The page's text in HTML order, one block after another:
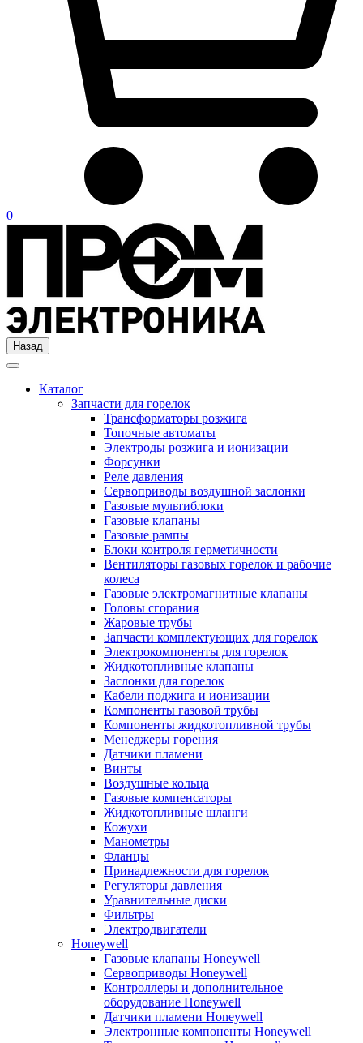
0
Назад
Каталог
Запчасти для горелок
Трансформаторы розжига
Топочные автоматы
Электроды розжига и ионизации
Форсунки
Реле давления
Сервоприводы воздушной заслонки
Газовые мультиблоки
Газовые клапаны
Газовые рампы
Блоки контроля герметичности
Вентиляторы газовых горелок и рабочие
колеса
Газовые электромагнитные клапаны
Головы сгорания
Жаровые трубы
Запчасти комплектующих для горелок
Электрокомпоненты для горелок
Жидкотопливные клапаны
Заслонки для горелок
Кабели поджига и ионизации
Компоненты газовой трубы
Компоненты жидкотопливной трубы
Менеджеры горения
Датчики пламени
Винты
Воздушные кольца
Газовые компенсаторы
Жидкотопливные шланги
Кожухи
Манометры
Фланцы
Принадлежности для горелок
Регуляторы давления
Уравнительные диски
Фильтры
Электродвигатели
Honeywell
Газовые клапаны Honeywell
Сервоприводы Honeywell
Контроллеры и дополнительное
оборудование Honeywell
Датчики пламени Honeywell
Электронные компоненты Honeywell